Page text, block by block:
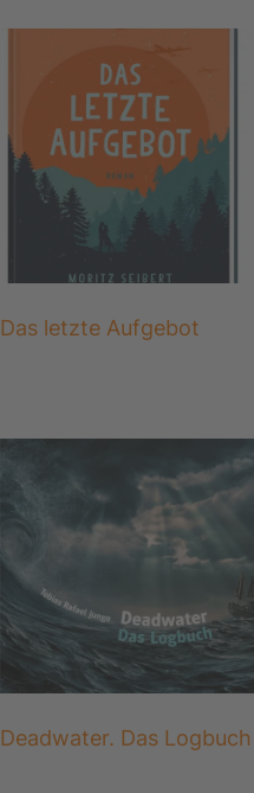
Das letzte Aufgebot
Deadwater. Das Logbuch